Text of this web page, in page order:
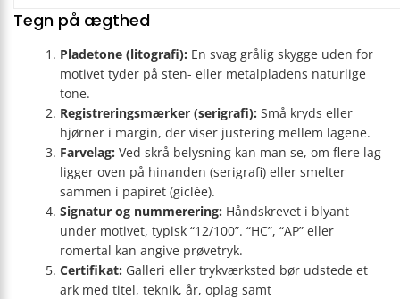
Tegn på ægthed
Pladetone (litografi): En svag grålig skygge uden for
motivet tyder på sten- eller metalpladens naturlige
tone.
Registreringsmærker (serigrafi): Små kryds eller
hjørner i margin, der viser justering mellem lagene.
Farvelag: Ved skrå belysning kan man se, om flere lag
ligger oven på hinanden (serigrafi) eller smelter
sammen i papiret (giclée).
Signatur og nummerering: Håndskrevet i blyant
under motivet, typisk “12/100”. “HC”, “AP” eller
romertal kan angive prøvetryk.
Certifikat: Galleri eller trykværksted bør udstede et
ark med titel, teknik, år, oplag samt